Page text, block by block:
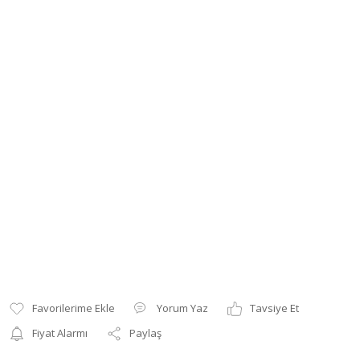
Yorum Yaz
Tavsiye Et
Fiyat Alarmı
Paylaş